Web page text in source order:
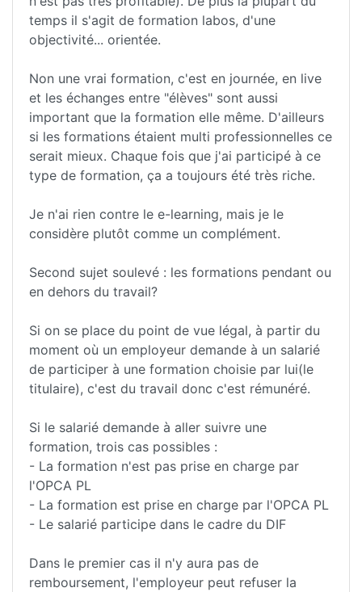
temps il s'agit de formation labos, d'une
objectivité... orientée.
Non une vrai formation, c'est en journée, en live
et les échanges entre "élèves" sont aussi
important que la formation elle même. D'ailleurs
si les formations étaient multi professionnelles ce
serait mieux. Chaque fois que j'ai participé à ce
type de formation, ça a toujours été très riche.
Je n'ai rien contre le e-learning, mais je le
considère plutôt comme un complément.
Second sujet soulevé : les formations pendant ou
en dehors du travail?
Si on se place du point de vue légal, à partir du
moment où un employeur demande à un salarié
de participer à une formation choisie par lui(le
titulaire), c'est du travail donc c'est rémunéré.
Si le salarié demande à aller suivre une
formation, trois cas possibles :
- La formation n'est pas prise en charge par
l'OPCA PL
- La formation est prise en charge par l'OPCA PL
- Le salarié participe dans le cadre du DIF
Dans le premier cas il n'y aura pas de
remboursement, l'employeur peut refuser la